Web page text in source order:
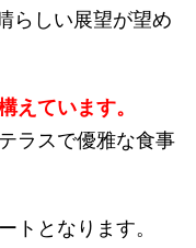
らしい展望が望め
えています。
ラスで優雅な食事
トとなります。